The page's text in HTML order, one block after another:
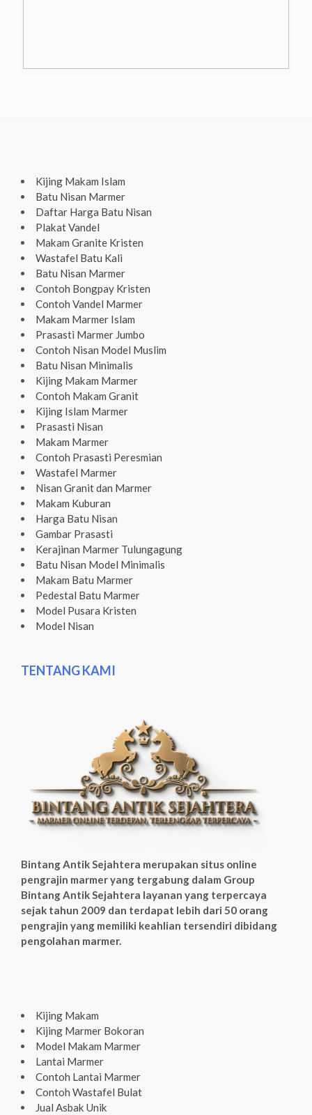
Kijing Makam Islam
Batu Nisan Marmer
Daftar Harga Batu Nisan
Plakat Vandel
Makam Granite Kristen
Wastafel Batu Kali
Batu Nisan Marmer
Contoh Bongpay Kristen
Contoh Vandel Marmer
Makam Marmer Islam
Prasasti Marmer Jumbo
Contoh Nisan Model Muslim
Batu Nisan Minimalis
Kijing Makam Marmer
Contoh Makam Granit
Kijing Islam Marmer
Prasasti Nisan
Makam Marmer
Contoh Prasasti Peresmian
Wastafel Marmer
Nisan Granit dan Marmer
Makam Kuburan
Harga Batu Nisan
Gambar Prasasti
Kerajinan Marmer Tulungagung
Batu Nisan Model Minimalis
Makam Batu Marmer
Pedestal Batu Marmer
Model Pusara Kristen
Model Nisan
TENTANG KAMI
Bintang Antik Sejahtera merupakan situs online
pengrajin marmer yang tergabung dalam Group
Bintang Antik Sejahtera layanan yang terpercaya
sejak tahun 2009 dan terdapat lebih dari 50 orang
pengrajin yang memiliki keahlian tersendiri dibidang
pengolahan marmer.
Kijing Makam
Kijing Marmer Bokoran
Model Makam Marmer
Lantai Marmer
Contoh Lantai Marmer
Contoh Wastafel Bulat
Jual Asbak Unik